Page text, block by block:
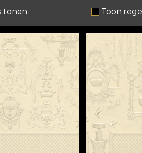
tonen
Toon regel